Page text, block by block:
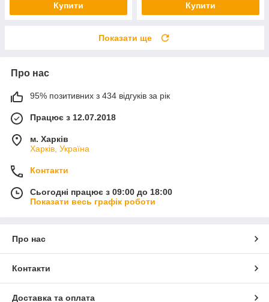
Купити Купити
Показати ще
Про нас
95% позитивних з 434 відгуків за рік
Працює з 12.07.2018
м. Харків
Харків, Україна
Контакти
Сьогодні працює з 09:00 до 18:00
Показати весь графік роботи
Про нас
Контакти
Доставка та оплата